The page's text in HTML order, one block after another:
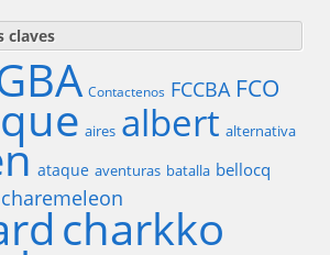
claves
Contactenos FCCBA FCO
aires albert alternativa
ataque aventuras batalla bellocq
charemeleoncharkko